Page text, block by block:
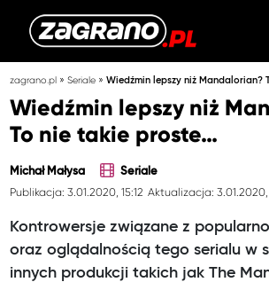
zagrano.pl »Seriale »Wiedźmin lepszy niż Mandalorian?
Wiedźmin lepszy niż
To nie takie proste…
Michał Małysa Seriale
Publikacja: 3.01.2020, 15:12 Aktualizacja: 3.01.2020,
Kontrowersje związane z
oraz oglądalnością tego serialu w
innych produkcji takich jak The